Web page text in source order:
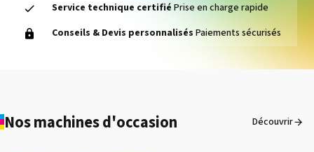
1000014464 PAD, CLEANER
Service technique certifié Prise en charge rapide
Conseils & Devis personnalisés Paiements sécurisés
Nos machines d'occasion Découvrir